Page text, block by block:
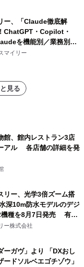
ー、「Claude徹底解
ChatGPT・Copilot・
を機能別／業務別に
う生成AIの選び方がわ
マイリー
見る
館、館内レストラン3店
アル 各店舗の詳細を発
リー、光学3倍ズーム搭
深10m防水モデルのデジ
機種を8月7日発売 有効
、用途別に選べるコンデ
ー株式会社
ーガヴ」より 「DXおし
ードソルベエゴチゾウ」